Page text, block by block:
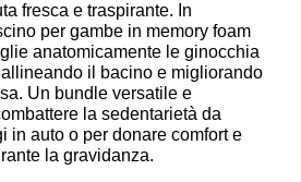
fresca e traspirante. In
per gambe in memory foam
anatomicamente le ginocchia
il bacino e migliorando
Un bundle versatile e
la sedentarietà da
in auto o per donare comfort e
la gravidanza.